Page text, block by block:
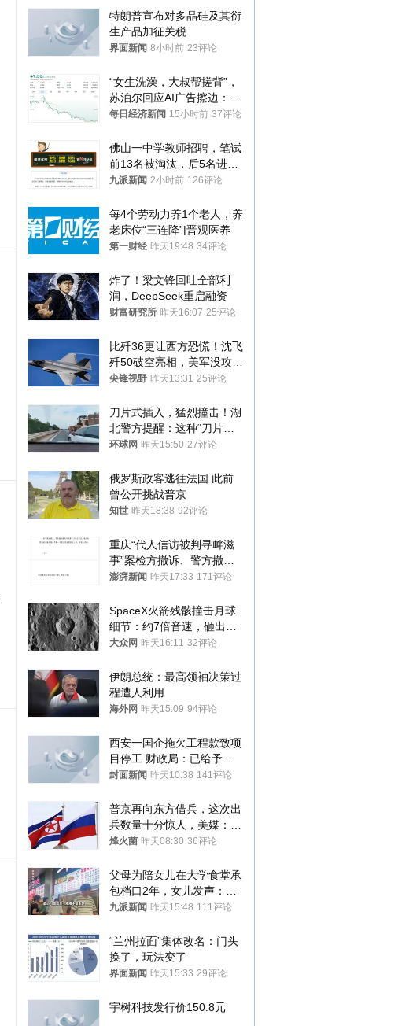
特朗普宣布对多晶硅及其衍
生产品加征关税
界面新闻 8小时前 23评论
“女生洗澡，大叔帮搓背”，
苏泊尔回应AI广告擦边：视
频全下架，已强化内容管理
每日经济新闻 15小时前 37评论
佛山一中学教师招聘，笔试
前13名被淘汰，后5名进体
检，被疑萝卜岗，官方通
九派新闻 2小时前 126评论
每4个劳动力养1个老人，养
老床位“三连降”|晋观医养
第一财经 昨天19:48 34评论
炸了！梁文锋回吐全部利
润，DeepSeek重启融资
财富研究所 昨天16:07 25评论
比歼36更让西方恐慌！沈飞
歼50破空亮相，美军没攻克
的技术被拿下
尖锋视野 昨天13:31 25评论
刀片式插入，猛烈撞击！湖
北警方提醒：这种“刀片超
车”，太危险了
环球网 昨天15:50 27评论
俄罗斯政客逃往法国 此前
曾公开挑战普京
知世 昨天18:38 92评论
重庆“代人信访被判寻衅滋
事”案检方撤诉、警方撤
案，两被告人获国赔
澎湃新闻 昨天17:33 171评论
SpaceX火箭残骸撞击月球
细节：约7倍音速，砸出直
径约30米撞击坑
大众网 昨天16:11 32评论
伊朗总统：最高领袖决策过
程遭人利用
海外网 昨天15:09 94评论
西安一国企拖欠工程款致项
目停工 财政局：已给予处
分，正督促整改
封面新闻 昨天10:38 141评论
普京再向东方借兵，这次出
兵数量十分惊人，美媒：俄
朝要动真格？
烽火菌 昨天08:30 36评论
父母为陪女儿在大学食堂承
包档口2年，女儿发声：初
衷是为了陪伴，毕业后将不
九派新闻 昨天15:48 111评论
“兰州拉面”集体改名：门头
换了，玩法变了
界面新闻 昨天15:33 29评论
宇树科技发行价150.8元